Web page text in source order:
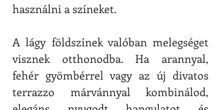
használni a színeket.
A lágy földszínek valóban melegséget
visznek otthonodba. Ha arannyal,
fehér gyömbérrel vagy az új divatos
terrazzo márvánnyal kombinálod,